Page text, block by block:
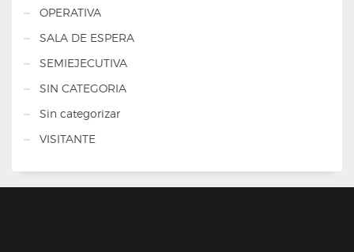
OPERATIVA
SALA DE ESPERA
SEMIEJECUTIVA
SIN CATEGORIA
Sin categorizar
VISITANTE